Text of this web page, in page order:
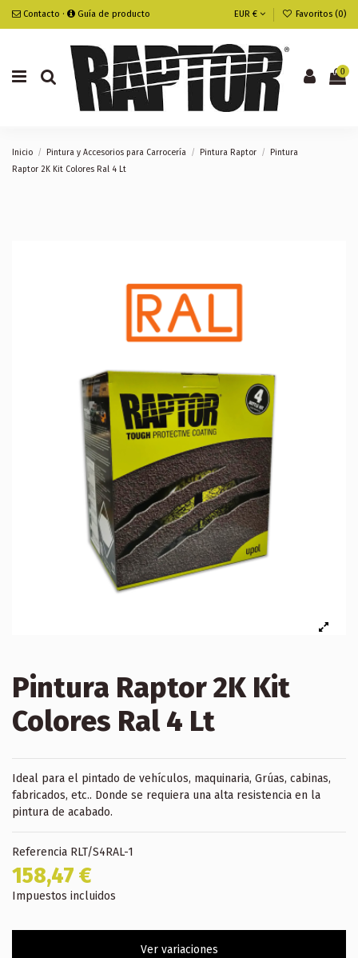
Contacto · Guía de producto EUR € Favoritos (0)
0
Inicio Pintura y Accesorios para Carrocería Pintura Raptor
Pintura
Raptor 2K Kit Colores Ral 4 Lt
Pintura Raptor 2K Kit
Colores Ral 4 Lt
Ideal para el pintado de vehículos, maquinaria, Grúas, cabinas,
fabricados, etc.. Donde se requiera una alta resistencia en la
pintura de acabado.
Referencia RLT/S4RAL-1
158,47 €
Impuestos incluidos
Ver variaciones